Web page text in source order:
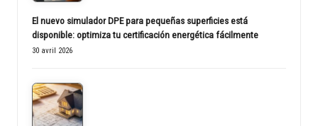
El nuevo simulador DPE para pequeñas superficies está
disponible: optimiza tu certificación energética fácilmente
30 avril 2026